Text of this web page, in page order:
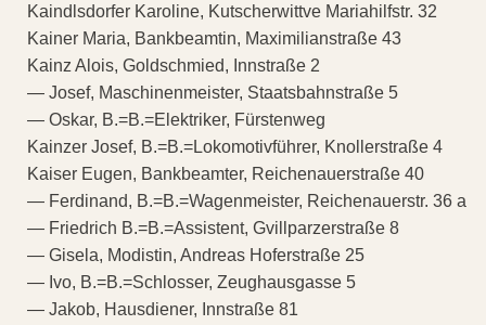
Kaindlsdorfer Karoline, Kutscherwittve Mariahilfstr. 32
Kainer Maria, Bankbeamtin, Maximilianstraße 43
Kainz Alois, Goldschmied, Innstraße 2
— Josef, Maschinenmeister, Staatsbahnstraße 5
— Oskar, B.=B.=Elektriker, Fürstenweg
Kainzer Josef, B.=B.=Lokomotivführer, Knollerstraße 4
Kaiser Eugen, Bankbeamter, Reichenauerstraße 40
— Ferdinand, B.=B.=Wagenmeister, Reichenauerstr. 36 a
— Friedrich B.=B.=Assistent, Gvillparzerstraße 8
— Gisela, Modistin, Andreas Hoferstraße 25
— Ivo, B.=B.=Schlosser, Zeughausgasse 5
— Jakob, Hausdiener, Innstraße 81